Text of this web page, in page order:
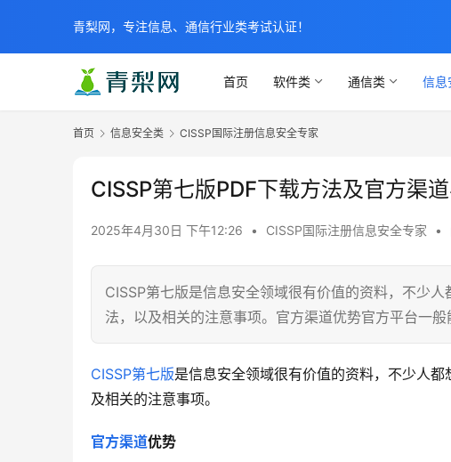
首页 软件类 通信类 信息
首页 信息安全类 CISSP国际注册信息安全专家
CISSP第七版PDF下载方法及官方渠
2025年4月30日 下午12:26 • CISSP国际注册信息安全专家 •
CISSP第七版是信息安全领域很有价值的资料，不少
法，以及相关的注意事项。官方渠道优势官方平台一般
CISSP第七版是信息安全领域很有价值的资料，不少人
及相关的注意事项。
官方渠道优势
青梨网，专注信息、通信行业类考试认证！